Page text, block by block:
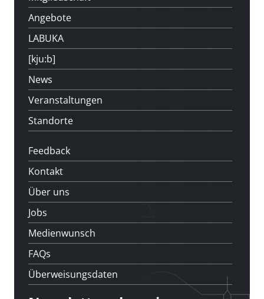
Angebote
LABUKA
[kju:b]
News
Veranstaltungen
Standorte
Feedback
Kontakt
Über uns
Jobs
Medienwunsch
FAQs
Überweisungsdaten